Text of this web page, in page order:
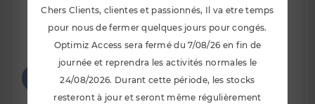
Notify Me When Available
Chers Clients, clientes et passionnés, Il va etre temps
pour nous de fermer quelques jours pour congés.
Optimiz Access sera fermé du 7/08/26 en fin de
journée et reprendra les activités normales le
24/08/2026. Durant cette période, les stocks
resteront à jour et seront même régulièrement